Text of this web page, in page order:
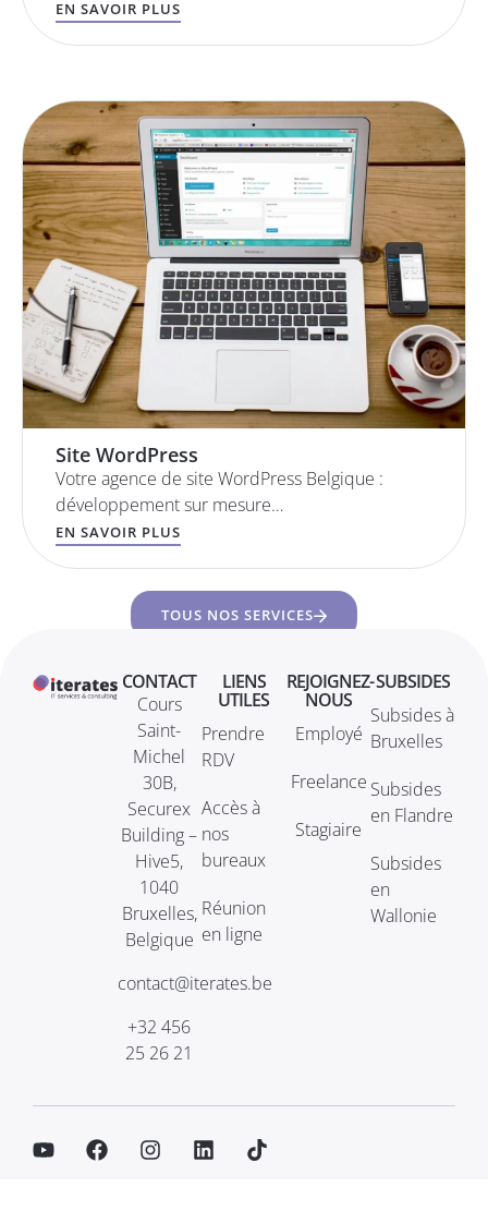
EN SAVOIR PLUS
Site WordPress
Votre agence de site WordPress Belgique :
développement sur mesure…
EN SAVOIR PLUS
TOUS NOS SERVICES
CONTACT
Cours
Saint-
Michel
30B,
Securex
Building –
Hive5,
1040
Bruxelles,
Belgique
contact@iterates.be
+32 456
25 26 21
LIENS
UTILES
Prendre
RDV
Accès à
nos
bureaux
Réunion
en ligne
REJOIGNEZ-
NOUS
Employé
Freelance
Stagiaire
SUBSIDES
Subsides à
Bruxelles
Subsides
en Flandre
Subsides
en
Wallonie